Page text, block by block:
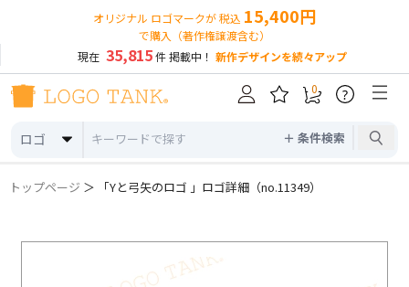
オリジナル ロゴマークが 税込 15,400円
で購入（著作権譲渡含む）
現在 35,815件 掲載中！ 新作デザインを続々アップ
ロゴ ＋ 条件検索
0 ?
トップページ ＞ 「Yと弓矢のロゴ 」ロゴ詳細（no.11349）